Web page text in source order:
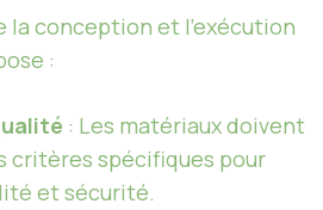
la conception et l’exécution
:
: Les matériaux doivent
critères spécifiques pour
et sécurité.